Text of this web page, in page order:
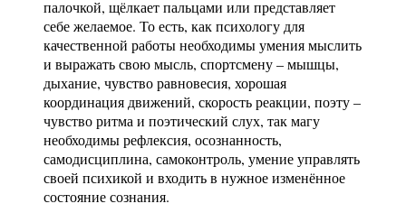
палочкой, щёлкает пальцами или представляет
себе желаемое. То есть, как психологу для
качественной работы необходимы умения мыслить
и выражать свою мысль, спортсмену – мышцы,
дыхание, чувство равновесия, хорошая
координация движений, скорость реакции, поэту –
чувство ритма и поэтический слух, так магу
необходимы рефлексия, осознанность,
самодисциплина, самоконтроль, умение управлять
своей психикой и входить в нужное изменённое
состояние сознания.